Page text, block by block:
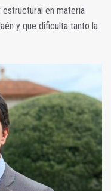
en materia
y que dificulta tanto la